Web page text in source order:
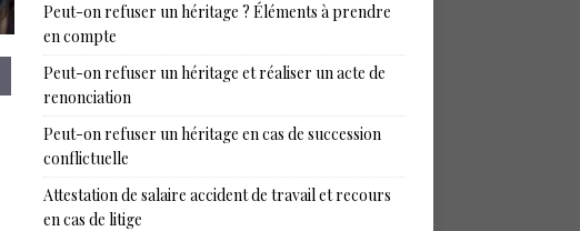
Peut-on refuser un héritage ? Éléments à prendre
en compte
Peut-on refuser un héritage et réaliser un acte de
renonciation
Peut-on refuser un héritage en cas de succession
conflictuelle
Attestation de salaire accident de travail et recours
en cas de litige